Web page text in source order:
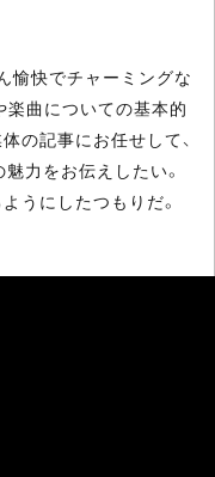
愉快でチャーミングな
楽曲についての基本的
の記事にお任せして、
力をお伝えしたい。
うにしたつもりだ。